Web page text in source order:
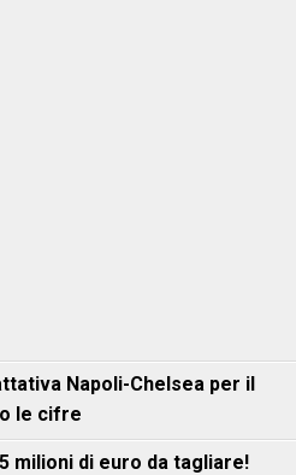
Napoli-Chelsea per il
le cifre
milioni di euro da tagliare!